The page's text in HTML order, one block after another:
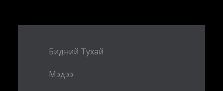
Бидний Тухай
Мэдээ